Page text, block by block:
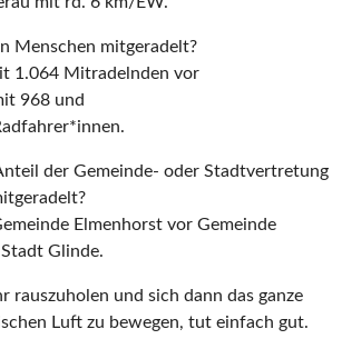
Menschen mitgeradelt?
1.064 Mitradelnden vor
968 und
der Gemeinde- oder Stadtvertretung
Elmenhorst vor Gemeinde
Glinde.
rauszuholen und sich dann das ganze
Luft zu bewegen, tut einfach gut.